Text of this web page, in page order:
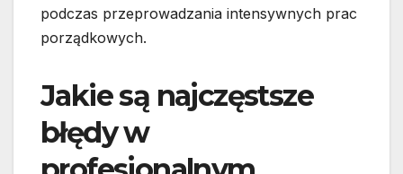
podczas przeprowadzania intensywnych prac
porządkowych.
Jakie są najczęstsze
błędy w